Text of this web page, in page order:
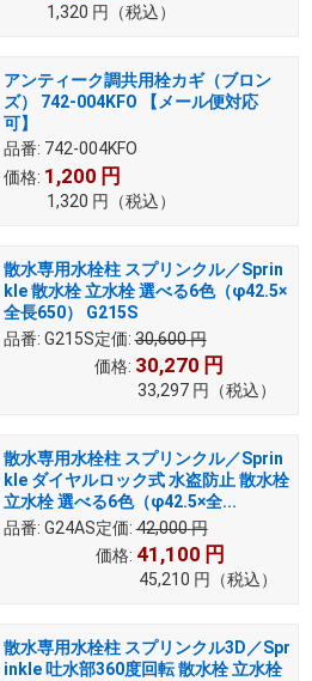
1,320 円 （税込）
アンティーク調共用栓カギ（ブロン
ズ） 742-004KFO 【メール便対応
可】
品番: 742-004KFO
価格: 1,200 円
1,320 円 （税込）
散水専用水栓柱 スプリンクル／Sprin
kle 散水栓 立水栓 選べる6色（φ42.5×
全長650） G215S
品番: G215S定価: 30,600円
価格: 30,270 円
33,297 円 （税込）
散水専用水栓柱 スプリンクル／Sprin
kle ダイヤルロック式 水盗防止 散水栓
立水栓 選べる6色（φ42.5×全...
品番: G24AS定価: 42,000円
価格: 41,100 円
45,210 円 （税込）
散水専用水栓柱 スプリンクル3D／Spr
inkle 吐水部360度回転 散水栓 立水栓